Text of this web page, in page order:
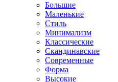
Большие
Маленькие
Стиль
Минимализм
Классические
Скандинавские
Современные
Форма
Высокие